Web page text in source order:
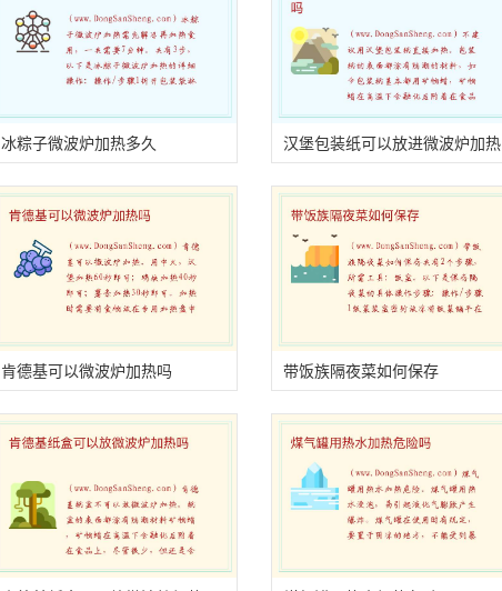
冰粽子微波炉加热多久
汉堡包装纸可以放进微波炉加热
吗
肯德基可以微波炉加热吗 带饭族隔夜菜如何保存